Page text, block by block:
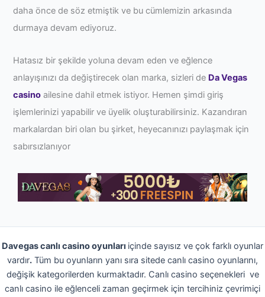
daha önce de söz etmiştik ve bu cümlemizin arkasında
durmaya devam ediyoruz.
Hatasız bir şekilde yoluna devam eden ve eğlence
anlayışınızı da değiştirecek olan marka, sizleri de Da Vegas
casino ailesine dahil etmek istiyor. Hemen şimdi giriş
işlemlerinizi yapabilir ve üyelik oluşturabilirsiniz. Kazandıran
markalardan biri olan bu şirket, heyecanınızı paylaşmak için
sabırsızlanıyor
Davegas canlı casino oyunları içinde sayısız ve çok farklı oyunlar
vardır. Tüm bu oyunların yanı sıra sitede canlı casino oyunlarını,
değişik kategorilerden kurmaktadır. Canlı casino seçenekleri ve
canlı casino ile eğlenceli zaman geçirmek için tercihiniz çevrimiçi